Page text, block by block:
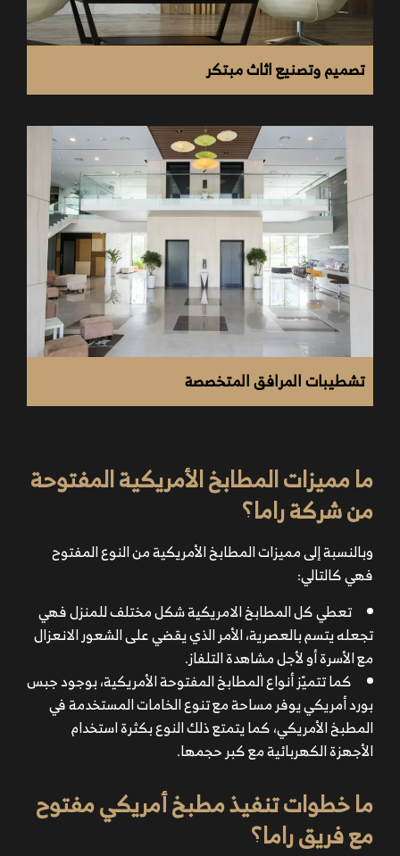
تصميم وتصنيع اثاث مبتكر
تشطيبات المرافق المتخصصة
ما مميزات المطابخ الأمريكية المفتوحة
من شركة راما؟
وبالنسبة إلى مميزات المطابخ الأمريكية من النوع المفتوح
فهي كالتالي:
تعطي كل المطابخ الامريكية شكل مختلف للمنزل فهي
تجعله يتسم بالعصرية، الأمر الذي يقضي على الشعور الانعزال
مع الأسرة أو لأجل مشاهدة التلفاز.
كما تتميّز أنواع المطابخ المفتوحة الأمريكية، بوجود جبس
بورد أمريكي يوفر مساحة مع تنوع الخامات المستخدمة في
المطبخ الأمريكي، كما يتمتع ذلك النوع بكثرة استخدام
الأجهزة الكهربائية مع كبر حجمها.
ما خطوات تنفيذ مطبخ أمريكي مفتوح
مع فريق راما؟